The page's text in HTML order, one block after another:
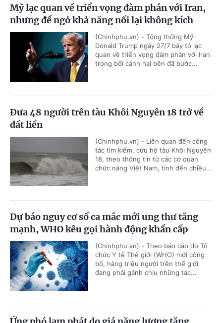
Mỹ lạc quan về triển vọng đàm phán với Iran,
nhưng để ngỏ khả năng nối lại không kích
(Chinhphu.vn) - Tổng thống Mỹ
Donald Trump ngày 27/7 bày tỏ lạc
quan về triển vọng đàm phán với Iran
trong bối cảnh hai bên đã bước...
Đưa 48 người trên tàu Khôi Nguyên 18 trở về
đất liền
(Chinhphu.vn) - Liên quan đến công
tác tìm kiếm, cứu hộ tàu Khôi Nguyên
18, theo thông tin từ các cơ quan
chức năng Việt Nam, tính đến chiều...
Dự báo nguy cơ số ca mắc mới ung thư tăng
mạnh, WHO kêu gọi hành động khẩn cấp
(Chinhphu.vn) - Theo báo cáo do Tổ
chức Y tế Thế giới (WHO) mới công
bố, hàng triệu người trên thế giới
đang phải gánh chịu những tác...